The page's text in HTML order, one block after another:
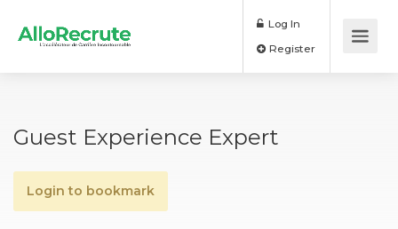
Log In
Guest Experience Expert
Login to bookmark